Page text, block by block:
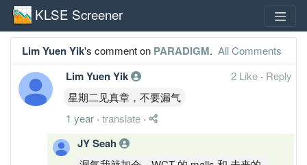
KLSE Screener
Lim Yuen Yik's comment on PARADIGM. All Comments
Lim Yuen Yik 2 Like · Reply
星期二见真章，不要漏气
1 year · translate ·
JY Seah